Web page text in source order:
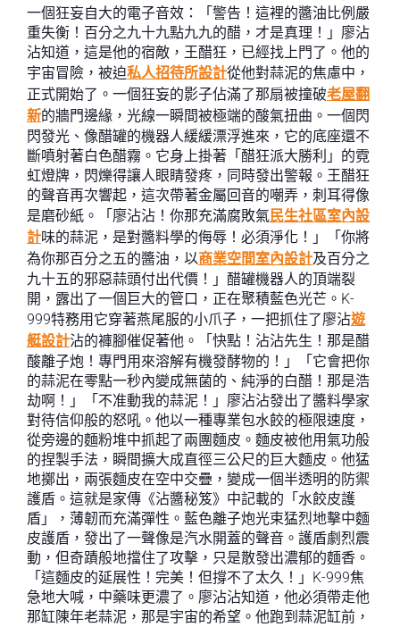
一個狂妄自大的電子音效：「警告！這裡的醬油比例嚴
重失衡！百分之九十九點九九的醋，才是真理！」廖沾
沾知道，這是他的宿敵，王醋狂，已經找上門了。他的
宇宙冒險，被迫私人招待所設計從他對蒜泥的焦慮中，
正式開始了。一個狂妄的影子佔滿了那扇被撞破老屋翻
新的牆門邊緣，光線一瞬間被極端的酸氣扭曲。一個閃
閃發光、像醋罐的機器人緩緩漂浮進來，它的底座還不
斷噴射著白色醋霧。它身上掛著「醋狂派大勝利」的霓
虹燈牌，閃爍得讓人眼睛發疼，同時發出警報。王醋狂
的聲音再次響起，這次帶著金屬回音的嘲弄，刺耳得像
是磨砂紙。「廖沾沾！你那充滿腐敗氣民生社區室內設
計味的蒜泥，是對醬料學的侮辱！必須淨化！」「你將
為你那百分之五的醬油，以商業空間室內設計及百分之
九十五的邪惡蒜頭付出代價！」醋罐機器人的頂端裂
開，露出了一個巨大的管口，正在聚積藍色光芒。K-
999特務用它穿著燕尾服的小爪子，一把抓住了廖沾遊
艇設計沾的褲腳催促著他。「快點！沾沾先生！那是醋
酸離子炮！專門用來溶解有機發酵物的！」「它會把你
的蒜泥在零點一秒內變成無菌的、純淨的白醋！那是浩
劫啊！」「不准動我的蒜泥！」廖沾沾發出了醬料學家
對待信仰般的怒吼。他以一種專業包水餃的極限速度，
從旁邊的麵粉堆中抓起了兩團麵皮。麵皮被他用氣功般
的捏製手法，瞬間擴大成直徑三公尺的巨大麵皮。他猛
地擲出，兩張麵皮在空中交疊，變成一個半透明的防禦
護盾。這就是家傳《沾醬秘笈》中記載的「水餃皮護
盾」，薄韌而充滿彈性。藍色離子炮光束猛烈地擊中麵
皮護盾，發出了一聲像是汽水開蓋的聲音。護盾劇烈震
動，但奇蹟般地擋住了攻擊，只是散發出濃郁的麵香。
「這麵皮的延展性！完美！但撐不了太久！」K-999焦
急地大喊，中藥味更濃了。廖沾沾知道，他必須帶走他
那缸陳年老蒜泥，那是宇宙的希望。他跑到蒜泥缸前，